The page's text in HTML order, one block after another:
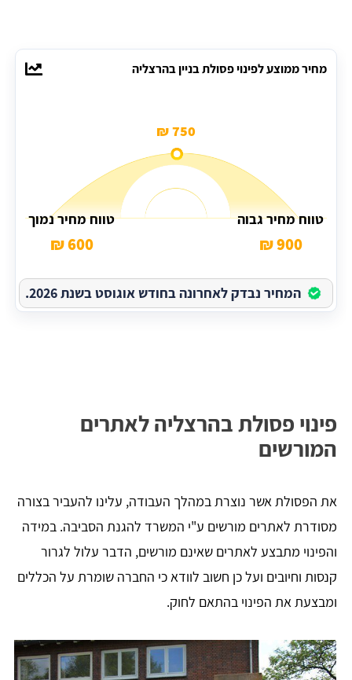
מחיר ממוצע לפינוי פסולת בניין בהרצליה
750 ₪
טווח מחיר גבוה
900 ₪
טווח מחיר נמוך
600 ₪
המחיר נבדק לאחרונה בחודש אוגוסט בשנת 2026.
פינוי פסולת בהרצליה לאתרים
המורשים
את הפסולת אשר נוצרת במהלך העבודה, עלינו להעביר בצורה
מסודרת לאתרים מורשים ע"י המשרד להגנת הסביבה. במידה
והפינוי מתבצע לאתרים שאינם מורשים, הדבר עלול לגרור
קנסות וחיובים ועל כן חשוב לוודא כי החברה שומרת על הכללים
ומבצעת את הפינוי בהתאם לחוק.